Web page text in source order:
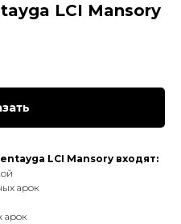
LCI Mansory
LCI Mansory входят:
арок
арок